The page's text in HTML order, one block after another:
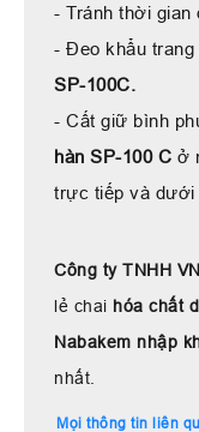
- Tránh thời gian
- Đeo khẩu trang
SP-100C.
- Cất giữ bình
hàn SP-100 C ở
trực tiếp và dưới
Công ty TNHH
lẻ chai hóa chất
Nabakem nhập
nhất.
Mọi thông tin liên